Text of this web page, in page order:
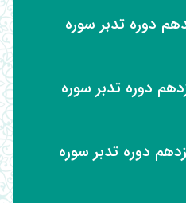
هفدهم دوره تدبر سوره
دوره تدبر سوره
پانزدهم دوره تدبر سوره